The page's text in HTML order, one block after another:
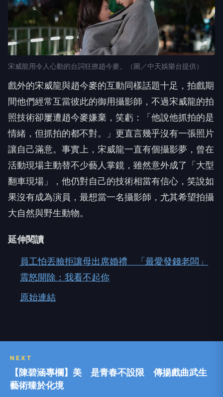
宋威龍用令人心動的台詞狂撩趙今麥。（圖／中天娛樂台提供）
戲外的宋威龍與趙今麥的互動同樣話題十足，拍戲期
間他們經常互當彼此的御用攝影師，不過宋威龍的拍
照技術卻屢遭趙今麥嫌棄，笑虧：「他說他抓拍的是
情緒，但抓拍的都不對。」更直言幾乎沒有一張照片
讓自己滿意。事實上，宋威龍一直有個攝影夢，曾在
活動現場主動替不少藝人掌鏡，雖然意外成了「大型
翻車現場」，他仍對自己的技術相當有信心，笑說如
果沒有成為演員，最想當一名攝影師，尤其希望拍攝
大自然與野生動物。
延伸閱讀
震怒開除：我看不起你
原始連結
【陳碧涵專欄】美 是青春不設限 傳揚戲曲武生
藝術臻於化境
向下繼續閱讀